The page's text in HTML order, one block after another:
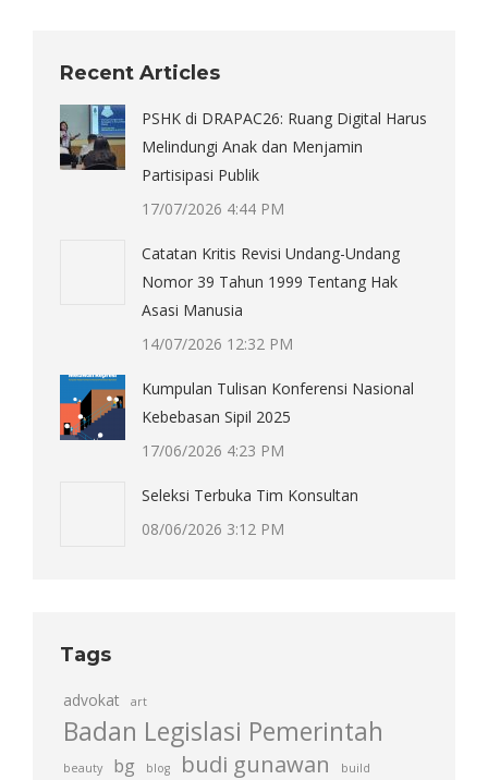
Recent Articles
PSHK di DRAPAC26: Ruang Digital Harus
Melindungi Anak dan Menjamin
Partisipasi Publik
17/07/2026 4:44 PM
Catatan Kritis Revisi Undang-Undang
Nomor 39 Tahun 1999 Tentang Hak
Asasi Manusia
14/07/2026 12:32 PM
Kumpulan Tulisan Konferensi Nasional
Kebebasan Sipil 2025
17/06/2026 4:23 PM
Seleksi Terbuka Tim Konsultan
08/06/2026 3:12 PM
Tags
advokat art
Badan Legislasi Pemerintah
beauty bg blog budi gunawan build